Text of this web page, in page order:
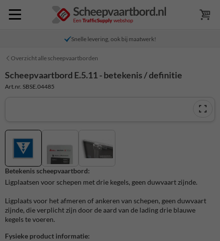
Snelle levering, ook bij maatwerk!
Overzicht alle scheepvaartborden
Scheepvaartbord E.5.11 - betekenis / definitie
Art.nr. SBSE.04485
Betekenis scheepvaartbord:
Ligplaatsen voor schepen met drie kegels, geen duwvaart zijnde.
Ligplaats voor het afmeren of ankeren van schepen, geen duwvaart
zijnde, die verplicht zijn door de aard van de lading drie blauwe
kegels te voeren.
Fysieke product informatie: